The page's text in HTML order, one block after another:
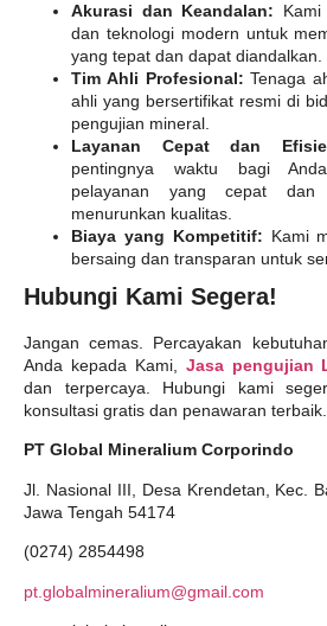
Akurasi dan Keandalan:
dan teknologi modern untuk
yang tepat dan dapat diandalkan.
Tim Ahli Profesional: Tenaga
ahli yang bersertifikat resmi di
pengujian mineral.
Layanan Cepat dan
pentingnya waktu bagi
pelayanan yang cepat
menurunkan kualitas.
Biaya yang Kompetitif: Kami
bersaing dan transparan untuk
Hubungi Kami Segera!
Jangan cemas. Percayakan
Anda kepada Kami, Jasa pengujian
dan terpercaya. Hubungi kami
konsultasi gratis dan penawaran terbaik.
PT Global Mineralium Corporindo
Jl. Nasional III, Desa Krendetan, Kec.
Jawa Tengah 54174
(0274) 2854498
pt.globalmineralium@gmail.com